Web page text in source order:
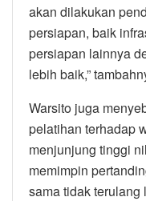
akan dilakukan
persiapan, baik
persiapan lainnya
lebih baik,”
Warsito juga
pelatihan terhadap
menjunjung tinggi
memimpin
sama tidak terulang